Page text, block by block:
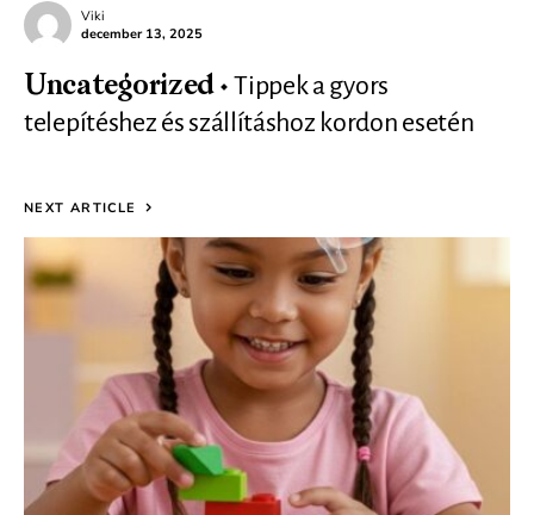
Viki
december 13, 2025
Uncategorized
Tippek a gyors
telepítéshez és szállításhoz kordon esetén
NEXT ARTICLE